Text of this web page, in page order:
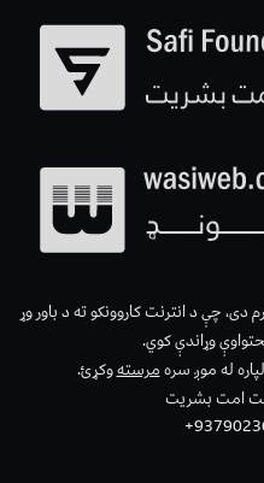
چې د انترنت کاروونکو ته د باور وړ
وړاندې کوي.
له موږ سرهمرستهوکړئ.
امت بشریت